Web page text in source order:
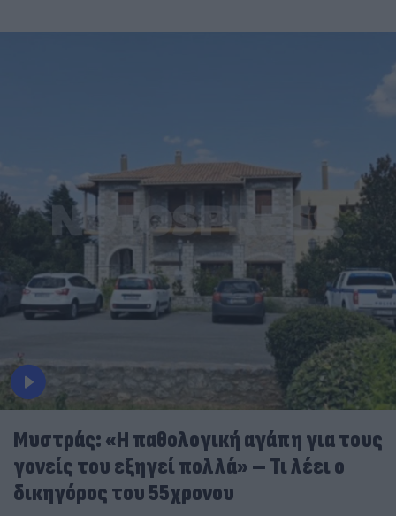
Μυστράς: «Η παθολογική αγάπη για τους
γονείς του εξηγεί πολλά» – Τι λέει ο
δικηγόρος του 55χρονου